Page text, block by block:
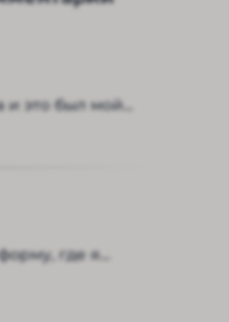
это был мой...
где я...